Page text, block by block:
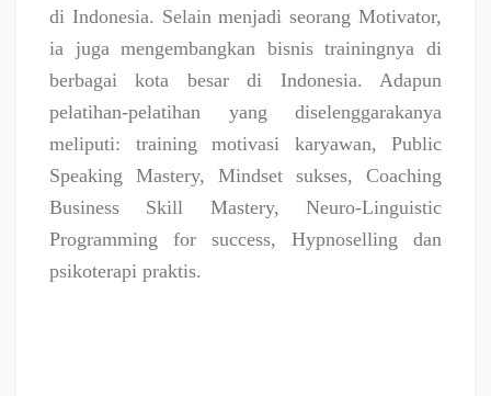
di Indonesia. Selain menjadi seorang Motivator,
ia juga mengembangkan bisnis trainingnya di
berbagai kota besar di Indonesia. Adapun
pelatihan-pelatihan yang diselenggarakanya
meliputi: training motivasi karyawan, Public
Speaking Mastery, Mindset sukses, Coaching
Business Skill Mastery, Neuro-Linguistic
Programming for success, Hypnoselling dan
psikoterapi praktis.